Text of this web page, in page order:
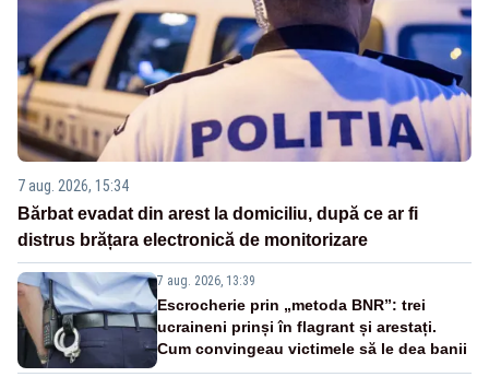
7 aug. 2026, 15:34
Bărbat evadat din arest la domiciliu, după ce ar fi
distrus brățara electronică de monitorizare
7 aug. 2026, 13:39
Escrocherie prin „metoda BNR”: trei
ucraineni prinși în flagrant și arestați.
Cum convingeau victimele să le dea banii